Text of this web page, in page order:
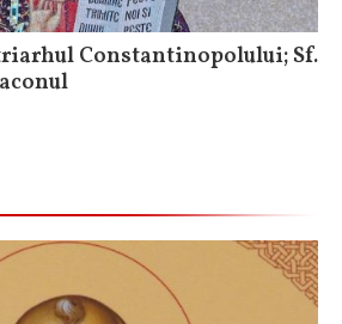
Constantinopolului; Sf.